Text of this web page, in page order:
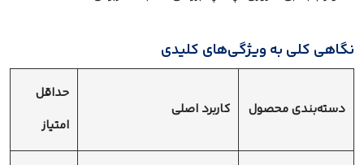
نگاهی کلی به ویژگی‌های کلیدی
دسته‌بندی محصول کاربرد اصلی
حداقل
امتیاز